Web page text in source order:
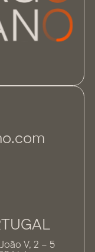
V, 2 – 5